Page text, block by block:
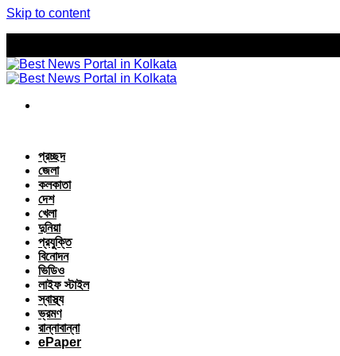
Skip to content
প্রচ্ছদ
জেলা
কলকাতা
দেশ
খেলা
দুনিয়া
প্রযুক্তি
বিনোদন
ভিডিও
লাইফ স্টাইল
স্বাস্থ্য
ভ্রমণ
রান্নাবান্না
ePaper